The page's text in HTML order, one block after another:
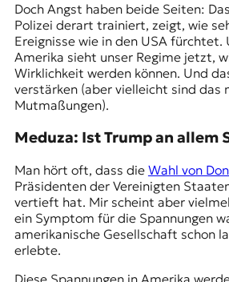
Doch Angst haben beide Seiten:
Polizei derart trainiert, zeigt, wie
Ereignisse wie in den USA fürchtet.
Amerika sieht unser Regime jetzt,
Wirklichkeit werden können. Und
verstärken (aber vielleicht sind das
Mutmaßungen).
Meduza: Ist Trump an allem
Man hört oft, dass die Wahl von
Präsidenten der Vereinigten
vertieft hat. Mir scheint aber
ein Symptom für die Spannungen
amerikanische Gesellschaft schon
erlebte.
Diese Spannungen in Amerika